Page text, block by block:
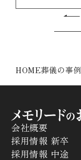
HOME葬儀の事例
会社概要
採用情報 新卒
採用情報 中途